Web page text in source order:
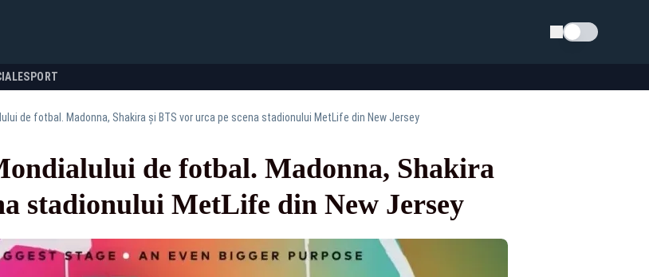
Schimba tema
SPORT
de fotbal. Madonna, Shakira și BTS vor urca pe scena stadionului MetLife din New Jersey
de fotbal. Madonna, Shakira
stadionului MetLife din New Jersey